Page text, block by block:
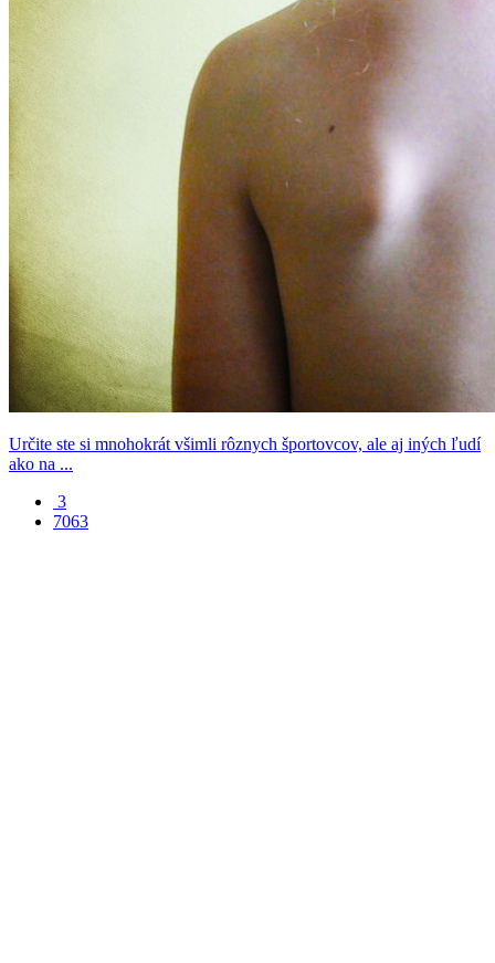
Určite ste si mnohokrát všimli rôznych športovcov, ale aj iných ľudí
ako na ...
3
7063